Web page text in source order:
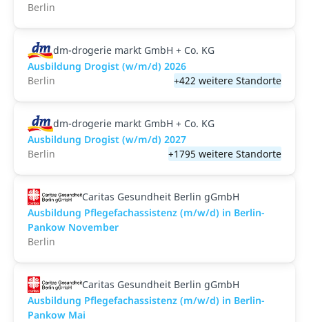
Berlin
dm-drogerie markt GmbH + Co. KG
Ausbildung Drogist (w/m/d) 2026
Berlin
+422 weitere Standorte
dm-drogerie markt GmbH + Co. KG
Ausbildung Drogist (w/m/d) 2027
Berlin
+1795 weitere Standorte
Caritas Gesundheit Berlin gGmbH
Ausbildung Pflegefachassistenz (m/w/d) in Berlin-
Pankow November
Berlin
Caritas Gesundheit Berlin gGmbH
Ausbildung Pflegefachassistenz (m/w/d) in Berlin-
Pankow Mai